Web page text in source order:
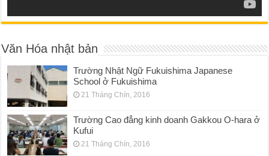
Văn Hóa nhật bản
Trường Nhật Ngữ Fukuishima Japanese
School ở Fukuishima
21 Tháng Chín, 2016
Trường Cao đẳng kinh doanh Gakkou O-hara ở
Kufui
21 Tháng Chín, 2016